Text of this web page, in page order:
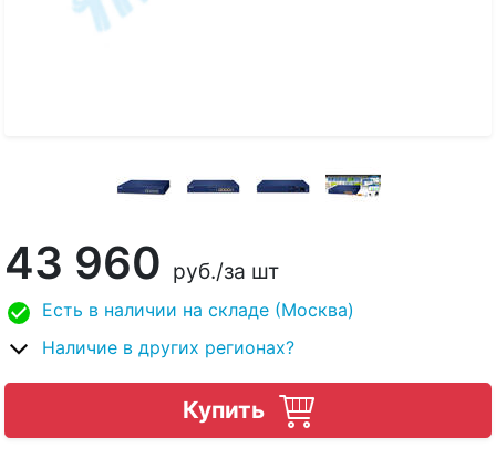
43 960 руб./за шт
Есть в наличии на складе (Москва)
Наличие в других регионах?
Купить